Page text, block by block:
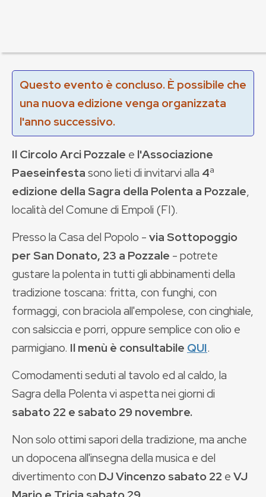
Questo evento è concluso. È possibile che
una nuova edizione venga organizzata
l'anno successivo.
Il Circolo Arci Pozzale e l'Associazione
Paeseinfestasono lieti di invitarvi alla 4ª
edizione della Sagra della Polenta a Pozzale,
località del Comune di Empoli (FI).
Presso la Casa del Popolo -via Sottopoggio
per San Donato, 23 a Pozzale - potrete
gustare la polenta in tutti gli abbinamenti della
tradizione toscana: fritta, con funghi, con
formaggi, con braciola all'empolese, con cinghiale,
con salsiccia e porri, oppure semplice con olio e
parmigiano. Il menù è consultabile QUI.
Comodamenti seduti al tavolo ed al caldo, la
Sagra della Polenta vi aspetta nei giorni di
sabato 22 e sabato 29 novembre.
Non solo ottimi sapori della tradizione, ma anche
un dopocena all'insegna della musica e del
divertimento con DJ Vincenzo sabato 22 eVJ